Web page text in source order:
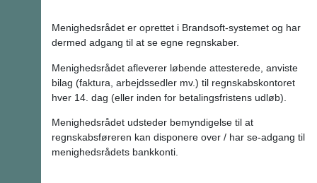
Menighedsrådet er oprettet i Brandsoft-systemet og har
dermed adgang til at se egne regnskaber.
Menighedsrådet afleverer løbende attesterede, anviste
bilag (faktura, arbejdssedler mv.) til regnskabskontoret
hver 14. dag (eller inden for betalingsfristens udløb).
Menighedsrådet udsteder bemyndigelse til at
regnskabsføreren kan disponere over / har se-adgang til
menighedsrådets bankkonti.